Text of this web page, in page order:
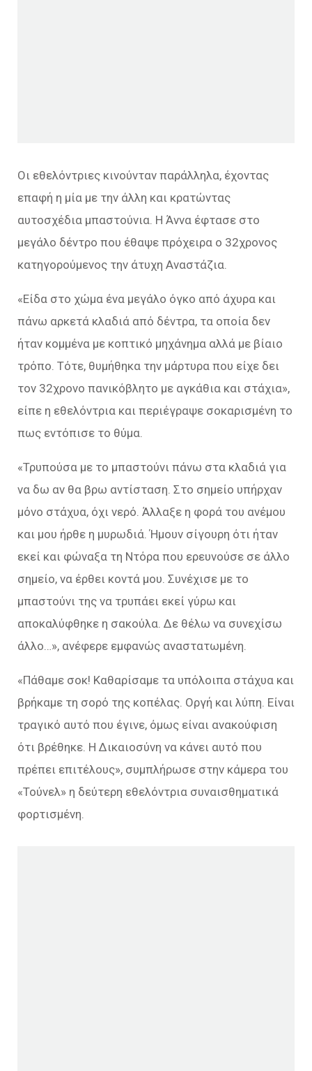
Οι εθελόντριες κινούνταν παράλληλα, έχοντας
επαφή η μία με την άλλη και κρατώντας
αυτοσχέδια μπαστούνια. Η Άννα έφτασε στο
μεγάλο δέντρο που έθαψε πρόχειρα ο 32χρονος
κατηγορούμενος την άτυχη Αναστάζια.
«Είδα στο χώμα ένα μεγάλο όγκο από άχυρα και
πάνω αρκετά κλαδιά από δέντρα, τα οποία δεν
ήταν κομμένα με κοπτικό μηχάνημα αλλά με βίαιο
τρόπο. Τότε, θυμήθηκα την μάρτυρα που είχε δει
τον 32χρονο πανικόβλητο με αγκάθια και στάχια»,
είπε η εθελόντρια και περιέγραψε σοκαρισμένη το
πως εντόπισε το θύμα.
«Τρυπούσα με το μπαστούνι πάνω στα κλαδιά για
να δω αν θα βρω αντίσταση. Στο σημείο υπήρχαν
μόνο στάχυα, όχι νερό. Άλλαξε η φορά του ανέμου
και μου ήρθε η μυρωδιά. Ήμουν σίγουρη ότι ήταν
εκεί και φώναξα τη Ντόρα που ερευνούσε σε άλλο
σημείο, να έρθει κοντά μου. Συνέχισε με το
μπαστούνι της να τρυπάει εκεί γύρω και
αποκαλύφθηκε η σακούλα. Δε θέλω να συνεχίσω
άλλο…», ανέφερε εμφανώς αναστατωμένη.
«Πάθαμε σοκ! Καθαρίσαμε τα υπόλοιπα στάχυα και
βρήκαμε τη σορό της κοπέλας. Οργή και λύπη. Είναι
τραγικό αυτό που έγινε, όμως είναι ανακούφιση
ότι βρέθηκε. Η Δικαιοσύνη να κάνει αυτό που
πρέπει επιτέλους», συμπλήρωσε στην κάμερα του
«Τούνελ» η δεύτερη εθελόντρια συναισθηματικά
φορτισμένη.